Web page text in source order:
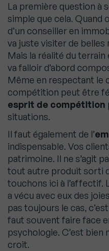
La première question à
simple que cela. Quand
d’un conseiller en
va juste visiter de belles
Mais la réalité du
va falloir d’abord
Même en respectant le
compétition peut être
esprit de compétition
situations.
Il faut également de l’
indispensable. Vos
patrimoine. Il ne s’agit
tout autre produit sorti
touchons ici à l’affectif.
a vécu avec eux des
pas toujours le cas,
faut souvent faire face
psychologie. C’est bien
croit.